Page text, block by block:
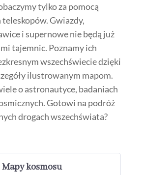
tylko za pomocą
Gwiazdy,
i supernowe nie będą już
tajemnic. Poznamy ich
wszechświecie dzięki
ilustrowanym mapom.
o astronautyce, badaniach
Gotowi na podróż
drogach wszechświata?
Mapy kosmosu